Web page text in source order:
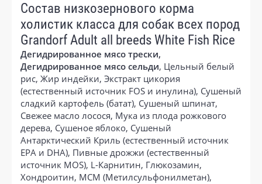
Состав низкозернового корма
холистик класса для собак всех пород
Grandorf Adult all breeds White Fish Rice
Дегидрированное мясо трески,
Дегидрированное мясо сельди, Цельный белый
рис, Жир индейки, Экстракт цикория
(естественный источник FOS и инулина), Сушеный
сладкий картофель (батат), Сушеный шпинат,
Свежее масло лосося, Мука из плода рожкового
дерева, Сушеное яблоко, Сушеный
Антарктический Криль (естественный источник
EPA и DHA), Пивные дрожжи (естественный
источник MOS), L-Карнитин, Глюкозамин,
Хондроитин, МСМ (Метилсульфонилметан),